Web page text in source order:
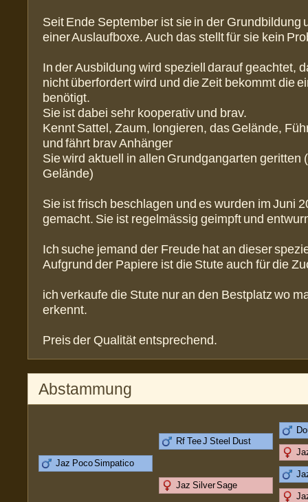
Seit Ende September ist sie in der Grundbildung
einer Auslaufboxe. Auch das stellt für sie kein
In der Ausbildung wird speziell darauf geachtet,
nicht überfordert wird und die Zeit bekommt die
benötigt.
Sie ist dabei sehr kooperativ und brav.
Kennt Sattel, Zaum, longieren, das Gelände,
und fährt brav Anhänger
Sie wird aktuell in allen Grundgangarten geritten
Gelände)
Sie ist frisch beschlagen und es wurden im Juni
gemacht. Sie ist regelmässig geimpft und
Ich suche jemand der Freude hat an dieser
Aufgrund der Papiere ist die Stute auch für die
ich verkaufe die Stute nur an den Bestplatz wo
erkennt.
Preis der Qualität entsprechend.
Abstammung
Jaz Poco Simpatico
Rf Tee J Steel Dust
Jaz Silver Sage